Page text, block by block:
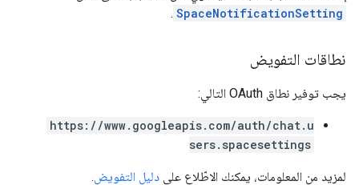
SpaceNotificationSetting
.
نطاقات التفويض
يجب توفير نطاق OAuth التالي:
https://www.googleapis.com/auth/chat.u
sers.spacesettings
لمزيد من المعلومات، يمكنك الاطّلاع على دليل التفويض.